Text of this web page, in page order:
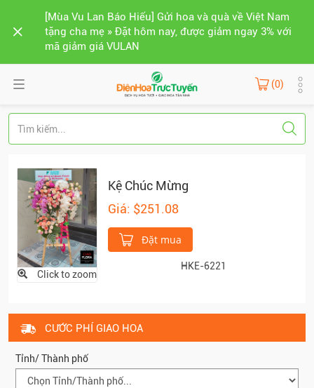
[Mùa Vu Lan Báo Hiếu] Gửi hoa và quà về Việt Nam
tặng cha mẹ » Đặt hôm nay, được giảm ngay 3% với
mã giảm giá VULAN
(0)
Click to zoom
Kệ Chúc Mừng
Giá: $251.08
Đặt mua
HKE-6221
CƯỚC PHÍ GIAO HOA
Tỉnh/ Thành phố